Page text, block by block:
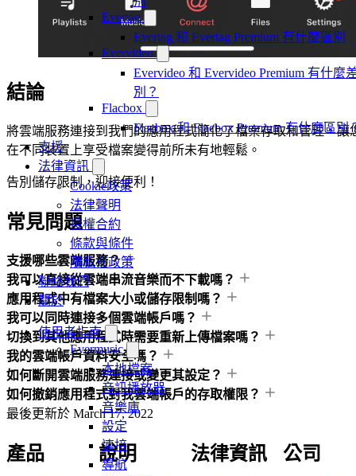
Evertag
Evertag 和 Evertag Premium 有什麼區別
Evervideo
Evervideo 和 Evervideo Premium 有什麼
別？
Flacbox
Flacbox 和 Flacbox Premium 有什麼區別
支援
法律資訊
Cookie政策
法律聲明
授權合約
條款與條件
隱私權政策
聯絡我們
關於
使用者指南
Evermusic
本地檔案
音訊播放器
音樂庫
設定
連接
導航
結論
將雲端服務連接到我們的應用程式簡化了檔案存取和管理，讓
在不同裝置上享受檔案變得前所未有地輕鬆。
告別儲存限制，迎接便利！
常見問題
支援哪些雲端服務？
我可以直接從雲端串流音樂而不下載嗎？
應用程式中有檔案大小或儲存限制嗎？
我可以同時連接多個雲端帳戶嗎？
切換到其他應用程式時需要重新上傳檔案嗎？
我的雲端帳戶資料安全嗎？
如何斷開雲端服務連接或變更其設定？
如何撤銷應用程式對我雲端帳戶的存取權限？
最後更新於 March 17, 2022
產品 說明 法律資訊 公司